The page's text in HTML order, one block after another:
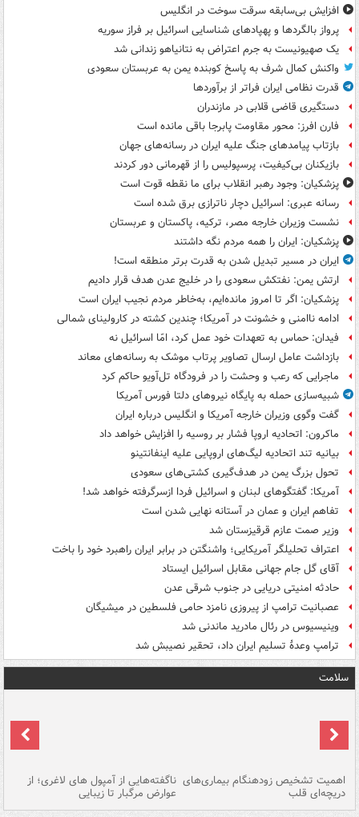
افزایش بی‌سابقه سرقت سوخت در انگلیس
پرواز بالگردها و پهپادهای شناسایی اسرائیل بر فراز سوریه
یک صهیونیست به جرم اعتراض به نتانیاهو زندانی شد
واکنش کمال شرف به پاسخ کوبنده یمن به عربستان سعودی
قدرت نظامی ایران فراتر از برآوردها
دستگیری قاضی قلابی در مازندران
فارن افرز: محور مقاومت پابرجا باقی مانده است
بازتاب پیامدهای جنگ علیه ایران در رسانه‌های جهان
بازیکنان بی‌کیفیت، پرسپولیس را از قهرمانی دور کردند
پزشکیان: وجود رهبر انقلاب برای ما نقطه قوت است
رسانه عبری: اسرائیل دچار ناترازی برق شده است
نشست وزیران خارجه مصر، ترکیه، پاکستان و عربستان
پزشکیان: ایران را همه مردم نگه داشتند
ایران در مسیر تبدیل شدن به قدرت برتر منطقه است!
ارتش یمن: نفتکش سعودی را در خلیج عدن هدف قرار دادیم
پزشکیان: اگر تا امروز مانده‌ایم، به‌خاطر مردم نجیب ایران است
ادامه ناامنی و خشونت در آمریکا؛ چندین کشته در کارولینای شمالی
فیدان: حماس به تعهدات خود عمل کرد، امّا اسرائیل نه
بازداشت عامل ارسال تصاویر پرتاب موشک به رسانه‌های معاند
ماجرایی که رعب و وحشت را در فرودگاه تل‌آویو حاکم کرد
شبیه‌سازی حمله به پایگاه نیروهای دلتا فورس آمریکا
گفت وگوی وزیران خارجه آمریکا و انگلیس درباره ایران
ماکرون: اتحادیه اروپا فشار بر روسیه را افزایش خواهد داد
بیانیه تند اتحادیه لیگ‌های اروپایی علیه اینفانتینو
تحول بزرگ یمن در هدف‌گیری کشتی‌های سعودی
آمریکا: گفتگوهای لبنان و اسرائیل فردا ازسرگرفته خواهد شد!
تفاهم ایران و عمان در آستانه نهایی شدن است
وزیر صمت عازم قرقیزستان شد
اعتراف تحلیلگر آمریکایی؛ واشنگتن در برابر ایران راهبرد خود را باخت
آقای گل جام جهانی مقابل اسرائیل ایستاد
حادثه امنیتی دریایی در جنوب شرقی عدن
عصبانیت ترامپ از پیروزی نامزد حامی فلسطین در میشیگان
وینیسیوس در رئال مادرید ماندنی شد
ترامپ وعدۀ تسلیم ایران داد، تحقیر نصیبش شد
سلامت
اهمیت تشخیص زودهنگام بیماری‌های
دریچه‌ای قلب
ناگفته‌هایی از آمپول های لاغری؛ از
عوارض مرگبار تا زیبایی